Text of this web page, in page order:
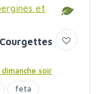
soir
feta